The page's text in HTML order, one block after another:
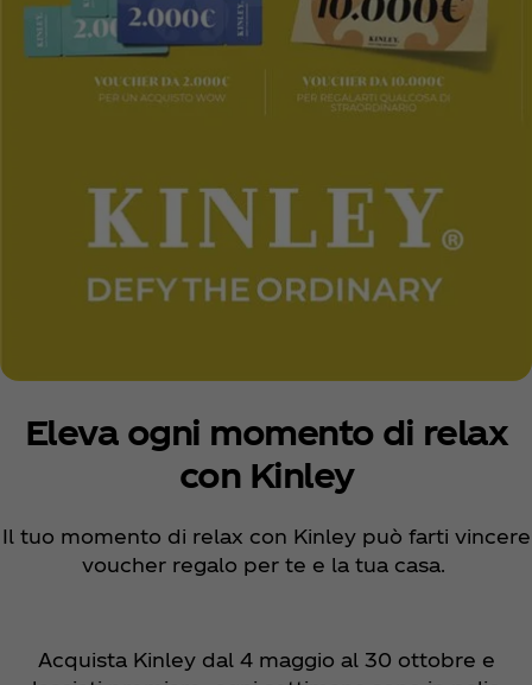
Eleva ogni momento di relax
con Kinley
Il tuo momento di relax con Kinley può farti vincere
voucher regalo per te e la tua casa.
Acquista Kinley dal 4 maggio al 30 ottobre e